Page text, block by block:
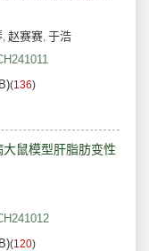
, 赵赛赛, 于浩
(136)
鼠模型肝脂肪变性
(120)